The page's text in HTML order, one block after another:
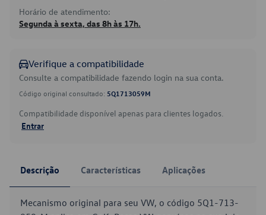
Horário de atendimento:
Segunda à sexta, das 8h às 17h.
Verifique a compatibilidade
Consulte a compatibilidade fazendo login na sua conta.
Código original consultado: 5Q1713059M
Compatibilidade disponível apenas para clientes logados.
Entrar
Descrição Características Aplicações
Mecanismo original para seu VW, o código 5Q1-713-